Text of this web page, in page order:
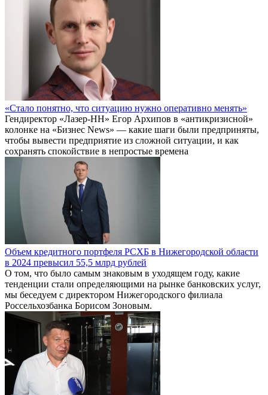
«Стало понятно, что ситуацию нужно оперативно менять»
Гендиректор «Лазер-НН» Егор Архипов в «антикризисной»
колонке на «Бизнес News» — какие шаги были предприняты,
чтобы вывести предприятие из сложной ситуации, и как
сохранять спокойствие в непростые времена
Объем кредитного портфеля РСХБ в Нижегородской области
в 2024 превысил 55,5 млрд рублей
О том, что было самым знаковым в уходящем году, какие
тенденции стали определяющими на рынке банковских услуг,
мы беседуем с директором Нижегородского филиала
Россельхозбанка Борисом Зоновым.